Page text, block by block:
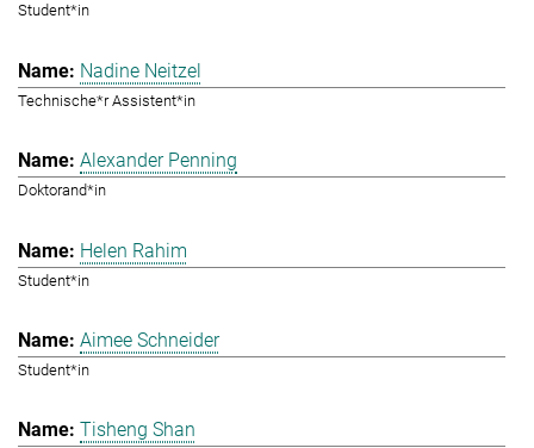
Student*in
Nadine Neitzel
Technische*r Assistent*in
Alexander Penning
Doktorand*in
Helen Rahim
Student*in
Aimee Schneider
Student*in
Tisheng Shan